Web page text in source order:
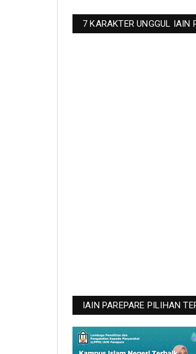
7 KARAKTER UNGGUL IAIN
IAIN PAREPARE PILIHAN